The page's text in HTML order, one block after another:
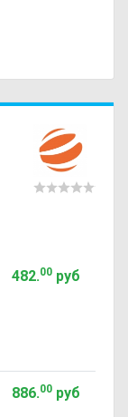
482.00руб
886.00руб